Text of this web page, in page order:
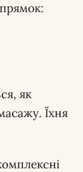
як
Їхня